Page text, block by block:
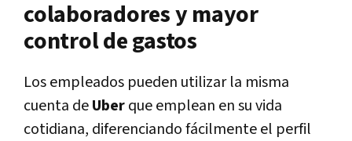
colaboradores y mayor
control de gastos
Los empleados pueden utilizar la misma
cuenta deUberque emplean en su vida
cotidiana, diferenciando fácilmente el perfil